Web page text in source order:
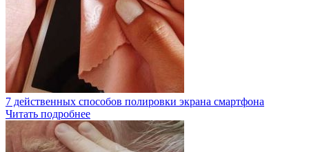
7 действенных способов полировки экрана смартфона
Читать подробнее